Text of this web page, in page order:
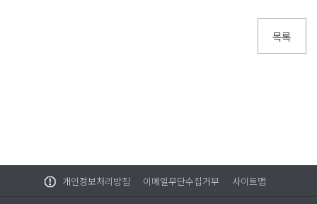
목록
개인정보처리방침 이메일무단수집거부 사이트맵